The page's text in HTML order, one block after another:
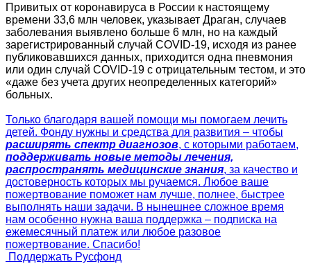
Привитых от коронавируса в России к настоящему
времени 33,6 млн человек, указывает Драган, случаев
заболевания выявлено больше 6 млн, но на каждый
зарегистрированный случай COVID-19, исходя из ранее
публиковавшихся данных, приходится одна пневмония
или один случай COVID-19 с отрицательным тестом, и это
«даже без учета других неопределенных категорий»
больных.
Только благодаря вашей помощи мы помогаем лечить
детей. Фонду нужны и средства для развития – чтобы
расширять спектр диагнозов, с которыми работаем,
поддерживать новые методы лечения,
распространять медицинские знания, за качество и
достоверность которых мы ручаемся. Любое ваше
пожертвование поможет нам лучше, полнее, быстрее
выполнять наши задачи. В нынешнее сложное время
нам особенно нужна ваша поддержка – подписка на
ежемесячный платеж или любое разовое
пожертвование. Спасибо!
Поддержать Русфонд